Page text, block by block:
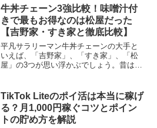
ってみました。久しぶりに当別神社と聖
徳神社に来ましたが、...
牛丼チェーン3強比較！味噌汁付
きで最もお得なのは松屋だった
【吉野家・すき家と徹底比較】
平凡サラリーマン牛丼チェーンの大手と
いえば、「吉野家」、「すき家」、「松
屋」の3つが思い浮かぶでしょう。昔はす
す。しかし、物価高の影響で、吉野家は
高級路線、すき家は過労死...
TikTok Liteのポイ活は本当に稼げ
る？月1,000円稼ぐコツとポイン
トの貯め方を解説